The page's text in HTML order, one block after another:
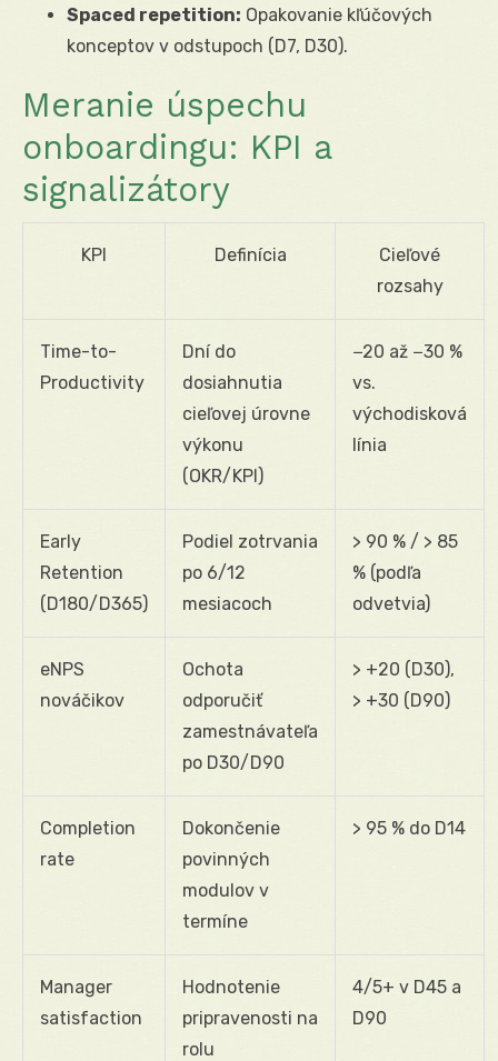
Spaced repetition: Opakovanie kľúčových
konceptov v odstupoch (D7, D30).
Meranie úspechu
onboardingu: KPI a
signalizátory
KPI Definícia
Cieľové
rozsahy
Time-to-
Productivity
Dní do
dosiahnutia
cieľovej úrovne
výkonu
(OKR/KPI)
−20 až −30 %
vs.
východisková
línia
Early
Retention
(D180/D365)
Podiel zotrvania
po 6/12
mesiacoch
> 90 % / > 85
% (podľa
odvetvia)
eNPS
nováčikov
Ochota
odporučiť
zamestnávateľa
po D30/D90
> +20 (D30),
> +30 (D90)
Completion
rate
Dokončenie
povinných
modulov v
termíne
> 95 % do D14
Manager
satisfaction
Hodnotenie
pripravenosti na
rolu
4/5+ v D45 a
D90